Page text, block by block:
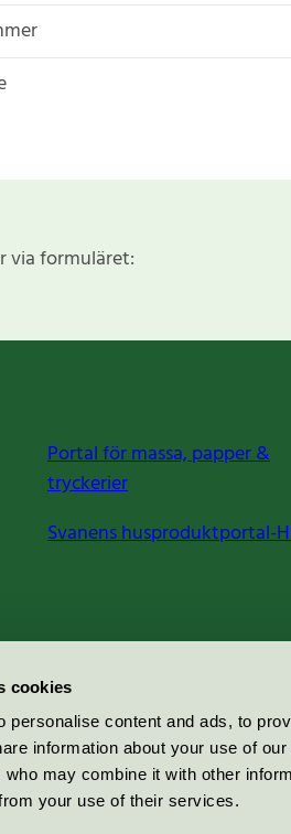
cookies
personalise content and ads, to
information about your use of
may combine it with other
your use of their services.
via formuläret:
Portal för massa, papper &
tryckerier
Svanens husproduktportal-